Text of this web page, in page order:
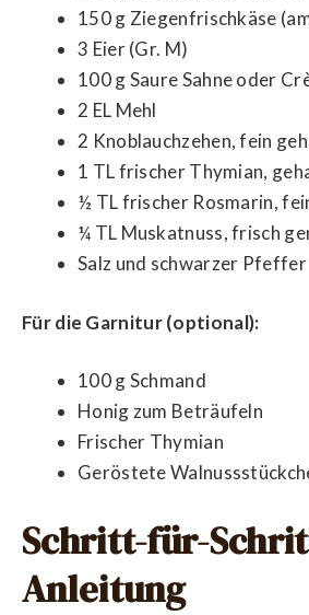
150 g Ziegenfrischkäse
3 Eier (Gr. M)
100 g Saure Sahne oder
2 EL Mehl
2 Knoblauchzehen, fein
1 TL frischer Thymian,
½ TL frischer Rosmarin,
¼ TL Muskatnuss, frisch
Salz und schwarzer Pfeffer
Für die Garnitur (optional):
100 g Schmand
Honig zum Beträufeln
Frischer Thymian
Geröstete
Schritt-für-
Anleitung